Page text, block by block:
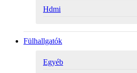
Hdmi
Fülhallgatók
Egyéb